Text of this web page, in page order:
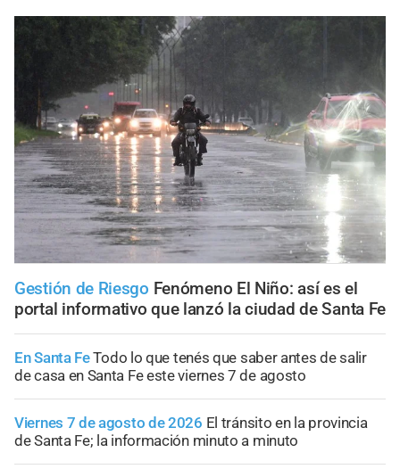
Gestión de Riesgo Fenómeno El Niño: así es el
portal informativo que lanzó la ciudad de Santa Fe
En Santa FeTodo lo que tenés que saber antes de salir
de casa en Santa Fe este viernes 7 de agosto
Viernes 7 de agosto de 2026 El tránsito en la provincia
de Santa Fe; la información minuto a minuto